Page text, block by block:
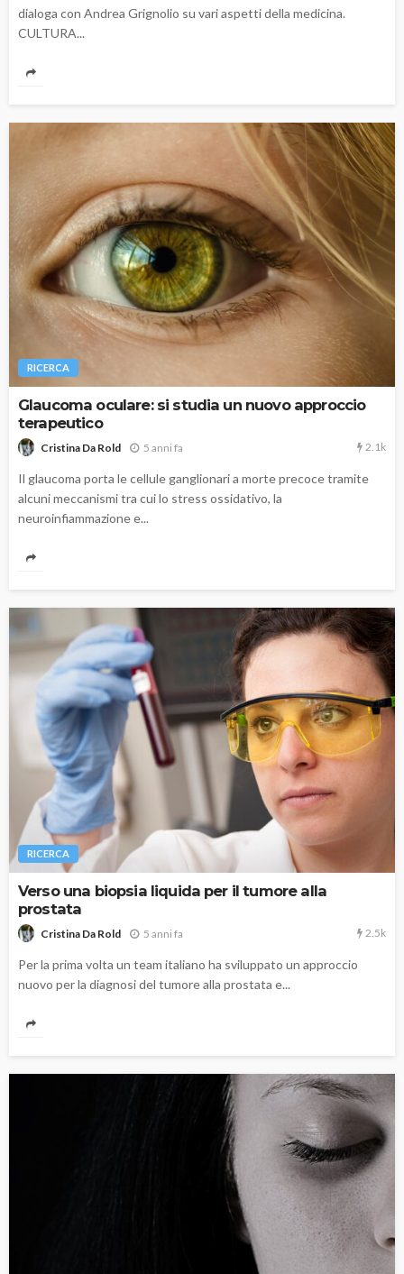
dialoga con Andrea Grignolio su vari aspetti della medicina.
CULTURA...
RICERCA
Glaucoma oculare: si studia un nuovo approccio
terapeutico
Cristina Da Rold 5 anni fa 2.1k
Il glaucoma porta le cellule ganglionari a morte precoce tramite
alcuni meccanismi tra cui lo stress ossidativo, la
neuroinfiammazione e...
RICERCA
Verso una biopsia liquida per il tumore alla
prostata
Cristina Da Rold 5 anni fa 2.5k
Per la prima volta un team italiano ha sviluppato un approccio
nuovo per la diagnosi del tumore alla prostata e...